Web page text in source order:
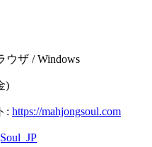
ウザ / Windows
)
: https://mahjongsoul.com